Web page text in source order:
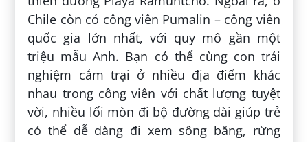
Chile còn có công viên Pumalin – công viên
quốc gia lớn nhất, với quy mô gần một
triệu mẫu Anh. Bạn có thể cùng con trải
nghiệm cắm trại ở nhiều địa điểm khác
nhau trong công viên với chất lượng tuyệt
vời, nhiều lối mòn đi bộ đường dài giúp trẻ
có thể dễ dàng đi xem sông băng, rừng